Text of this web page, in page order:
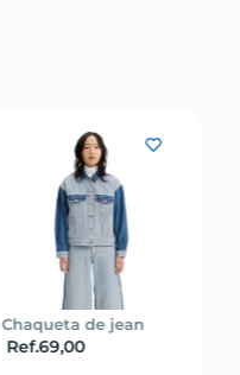
Chaqueta de jean
Ref.69,00